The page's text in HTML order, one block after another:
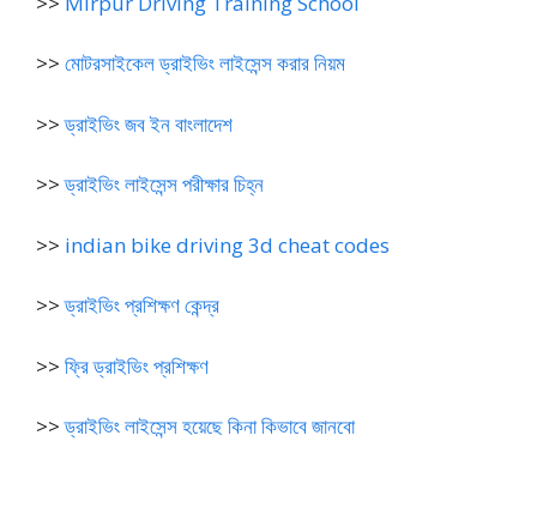
>> মোটরসাইকেল ড্রাইভিং লাইসেন্স করার নিয়ম
>> ড্রাইভিং জব ইন বাংলাদেশ
>> ড্রাইভিং লাইসেন্স পরীক্ষার চিহ্ন
>> indian bike driving 3d cheat codes
>> ড্রাইভিং প্রশিক্ষণ কেন্দ্র
>> ফ্রি ড্রাইভিং প্রশিক্ষণ
>>ড্রাইভিং লাইসেন্স হয়েছে কিনা কিভাবে জানবো